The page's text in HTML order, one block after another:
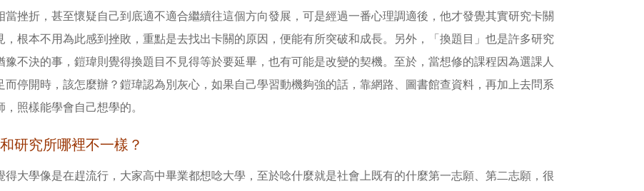
當挫折，甚至懷疑自己到底適不適合繼續往這個方向發展，可是經過一番心理調適後，他才發覺其實研究卡關
，根本不用為此感到挫敗，重點是去找出卡關的原因，便能有所突破和成長。另外，「換題目」也是許多研究
豫不決的事，鎧瑋則覺得換題目不見得等於要延畢，也有可能是改變的契機。至於，當想修的課程因為選課人
而停開時，該怎麼辦？鎧瑋認為別灰心，如果自己學習動機夠強的話，靠網路、圖書館查資料，再加上去問系
，照樣能學會自己想學的。
研究所哪裡不一樣？
得大學像是在趕流行，大家高中畢業都想唸大學，至於唸什麼就是社會上既有的什麼第一志願、第二志願，很